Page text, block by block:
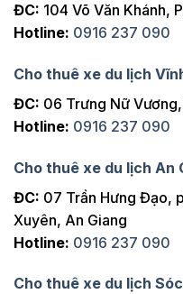
ĐC: 104 Võ Văn Khánh,
Hotline: 0916 237 090
Cho thuê xe du lịch
ĐC: 06 Trưng Nữ
Hotline: 0916 237 090
Cho thuê xe du lịch An
ĐC: 07 Trần Hưng Đạo,
Xuyên, An Giang
Hotline: 0916 237 090
Cho thuê xe du lịch